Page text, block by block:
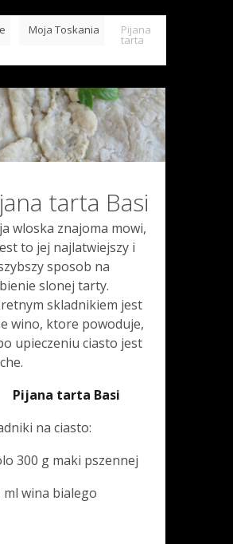
Moja Toskania Pijana
tarta
tarta Basi
wloska znajoma mowi,
to jej najlatwiejszy i
sposob na
slonej tarty.
skladnikiem jest
wino, ktore powoduje,
upieczeniu ciasto jest
Pijana tarta Basi
na ciasto:
300 g maki pszennej
ml wina bialego